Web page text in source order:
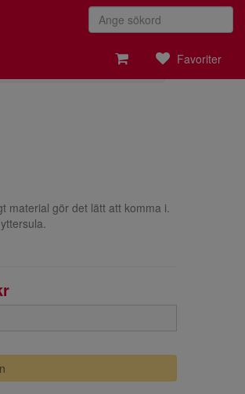
Favoriter
material gör det lätt att komma i.